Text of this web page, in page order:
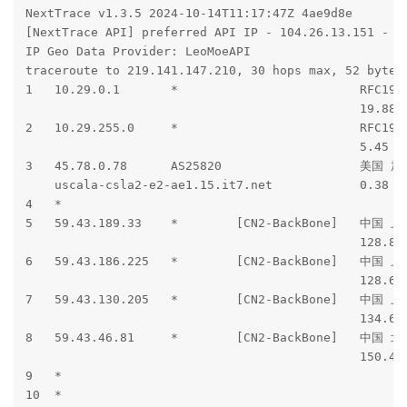
12  *
13  211.136.112.252  169.94 ms  AS24400  中国, 上海,
14  211.136.112.200  170.02 ms  AS24400  中国, 上海,
traceroute to 120.196.165.24 (120.196.165.24), 30
2  10.29.255.0  35.67 ms  *  局域网
3  218.30.48.129  0.88 ms  AS4134  美国, 加利福尼亚州
4  59.43.184.117  144.67 ms  *  中国, 广东, 广州,
5  59.43.250.169  149.34 ms  *  中国, 广东, 广州,
6  59.43.22.42  152.22 ms  *  中国, 广东, 广州,
7  *
9  *
10  221.183.90.213  181.39 ms  AS9808  中国, 广东, 广
11  221.183.71.78  184.20 ms  AS9808  中国, 广东, 广
12  221.183.110.166  186.19 ms  AS9808  中国, 广东,
13  ns6.gd.cnmobile.net (120.196.165.24)  185.15 ms